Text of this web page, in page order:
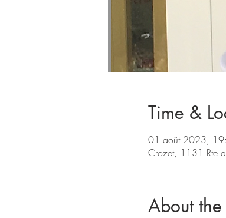
Time &
01 août 2023,
Crozet, 1131 Rte
About the